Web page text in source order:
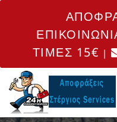
ΤΙΜΕΣ 15€ |